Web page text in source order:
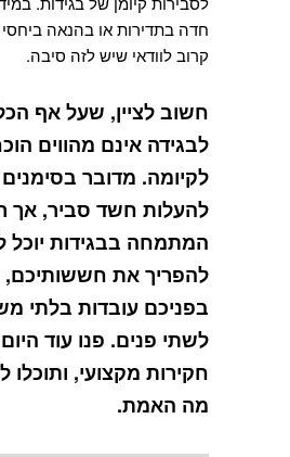
חדה בתדירות או בהנאה
קרוב לוודאי שיש לזה סיבה.
חשוב לציין, שעל אף
לבגידה אינם מהווים
לקיומה. מדובר
להעלות חשד סביר, אך
המתמחה בבגידות יוכל
להפריך את חששותיכם,
בפניכם עובדות בלתי
לשתי פנים. פנו עוד
חקירות מקצועי, ותוכלו
מה האמת.